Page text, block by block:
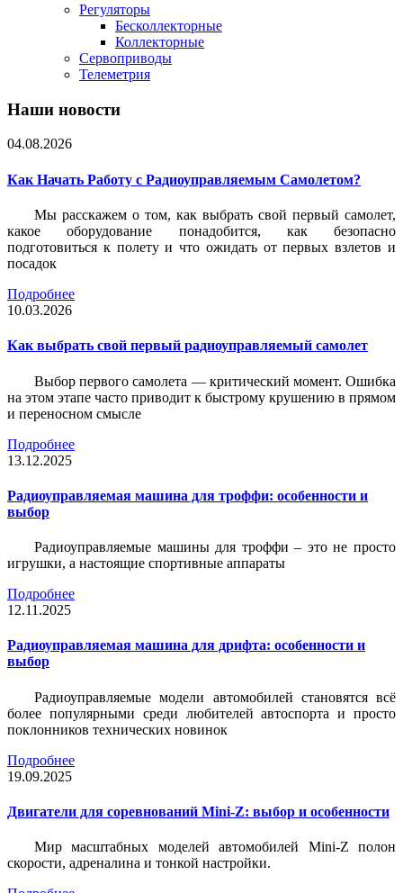
Регуляторы
Бесколлекторные
Коллекторные
Сервоприводы
Телеметрия
Наши новости
04.08.2026
Как Начать Работу с Радиоуправляемым Самолетом?
Мы расскажем о том, как выбрать свой первый самолет,
какое оборудование понадобится, как безопасно
подготовиться к полету и что ожидать от первых взлетов и
посадок
Подробнее
10.03.2026
Как выбрать свой первый радиоуправляемый самолет
Выбор первого самолета — критический момент. Ошибка
на этом этапе часто приводит к быстрому крушению в прямом
и переносном смысле
Подробнее
13.12.2025
Радиоуправляемая машина для троффи: особенности и
выбор
Радиоуправляемые машины для троффи – это не просто
игрушки, а настоящие спортивные аппараты
Подробнее
12.11.2025
Радиоуправляемая машина для дрифта: особенности и
выбор
Радиоуправляемые модели автомобилей становятся всё
более популярными среди любителей автоспорта и просто
поклонников технических новинок
Подробнее
19.09.2025
Двигатели для соревнований Mini-Z: выбор и особенности
Мир масштабных моделей автомобилей Mini-Z полон
скорости, адреналина и тонкой настройки.